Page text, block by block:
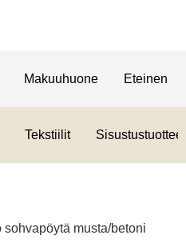
Makuuhuone Eteinen
Tekstiilit Sisustustuotteet